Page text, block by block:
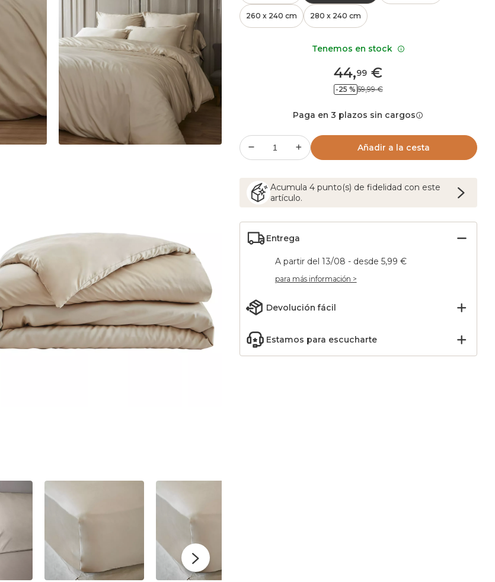
260 x 240 cm 280 x 240 cm
44,99 €
-25 % 59,99 €
Paga en 3 plazos sin cargos
Añadir a la cesta
Acumula 4punto(s) de fidelidad con este
artículo.
Entrega
A partir del 13/08 - desde 5,99 €
para más información >
Devolución fácil
Estamos para escucharte